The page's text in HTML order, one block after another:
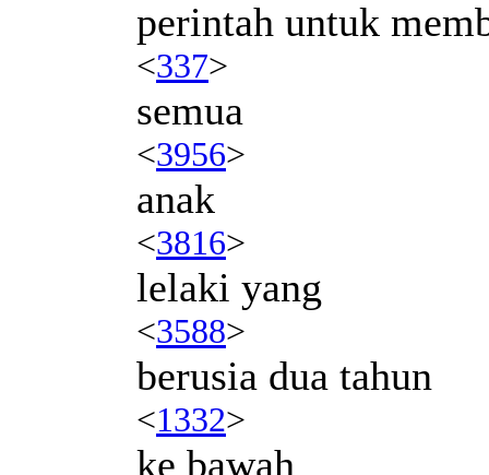
perintah untuk
<337>
semua
<3956>
anak
<3816>
lelaki yang
<3588>
berusia dua tahun
<1332>
ke bawah